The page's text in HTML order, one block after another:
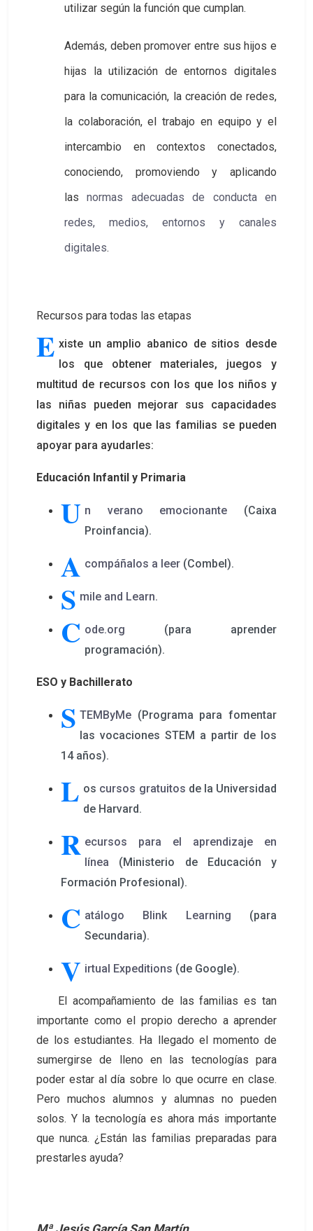
utilizar según la función que cumplan.
Además, deben promover entre sus hijos e
hijas la utilización de entornos digitales
para la comunicación, la creación de redes,
la colaboración, el trabajo en equipo y el
intercambio en contextos conectados,
conociendo, promoviendo y aplicando
lasnormas adecuadas de conducta en
redes, medios, entornos y canales
digitales.
Recursos para todas las etapas
E xiste un amplio abanico de sitios desde
los que obtener materiales, juegos y
multitud de recursos con los que los niños y
las niñas pueden mejorar sus capacidades
digitales y en los que las familias se pueden
apoyar para ayudarles:
Educación Infantil y Primaria
U n verano emocionante (Caixa
Proinfancia).
A compáñalos a leer (Combel).
S mile and Learn.
C ode.org (para aprender
programación).
ESO y Bachillerato
S TEMByMe (Programa para fomentar
las vocaciones STEM a partir de los
14 años).
L os cursos gratuitos de la Universidad
de Harvard.
R ecursos para el aprendizaje en
línea (Ministerio de Educación y
Formación Profesional).
C atálogo Blink Learning (para
Secundaria).
V irtual Expeditions (de Google).
El acompañamiento de las familias es tan
importante como el propio derecho a aprender
de los estudiantes. Ha llegado el momento de
sumergirse de lleno en las tecnologías para
poder estar al día sobre lo que ocurre en clase.
Pero muchos alumnos y alumnas no pueden
solos. Y la tecnología es ahora más importante
que nunca. ¿Están las familias preparadas para
prestarles ayuda?